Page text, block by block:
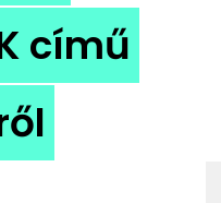
című